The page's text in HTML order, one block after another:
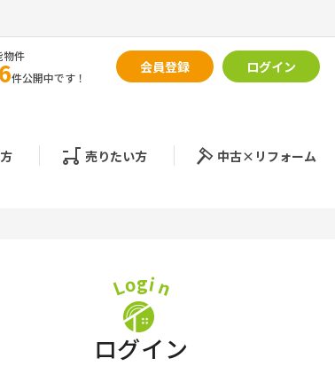
物件
件公開中です！
会員登録 ログイン
売りたい方 中古×リフォーム
Login
ログイン